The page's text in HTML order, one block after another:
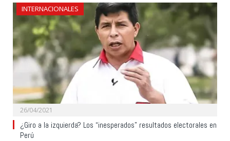
INTERNACIONALES
26/04/2021
¿Giro a la izquierda? Los “inesperados” resultados electorales en
Perú